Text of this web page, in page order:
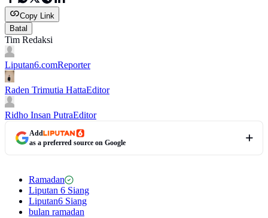
Copy Link
Batal
Tim Redaksi
Liputan6.comReporter
Raden Trimutia HattaEditor
Ridho Insan PutraEditor
Add
as a preferred source on Google
Ramadan
Liputan 6 Siang
Liputan6 Siang
bulan ramadan